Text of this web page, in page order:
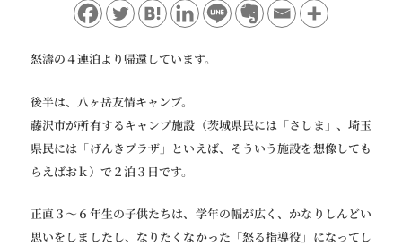
怒濤の４連泊より帰還しています。
後半は、八ヶ岳友情キャンプ。
藤沢市が所有するキャンプ施設（茨城県民には「さしま」、埼玉
県民には「げんきプラザ」といえば、そういう施設を想像しても
らえばおｋ）で２泊３日です。
正直３〜６年生の子供たちは、学年の幅が広く、かなりしんどい
思いをしましたし、なりたくなかった「怒る指導役」になってし